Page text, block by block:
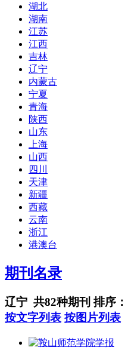
湖北
湖南
江苏
江西
吉林
辽宁
内蒙古
宁夏
青海
陕西
山东
上海
山西
四川
天津
新疆
西藏
云南
浙江
港澳台
期刊名录
辽宁 共82种期刊 排序：
按文字列表 按图片列表